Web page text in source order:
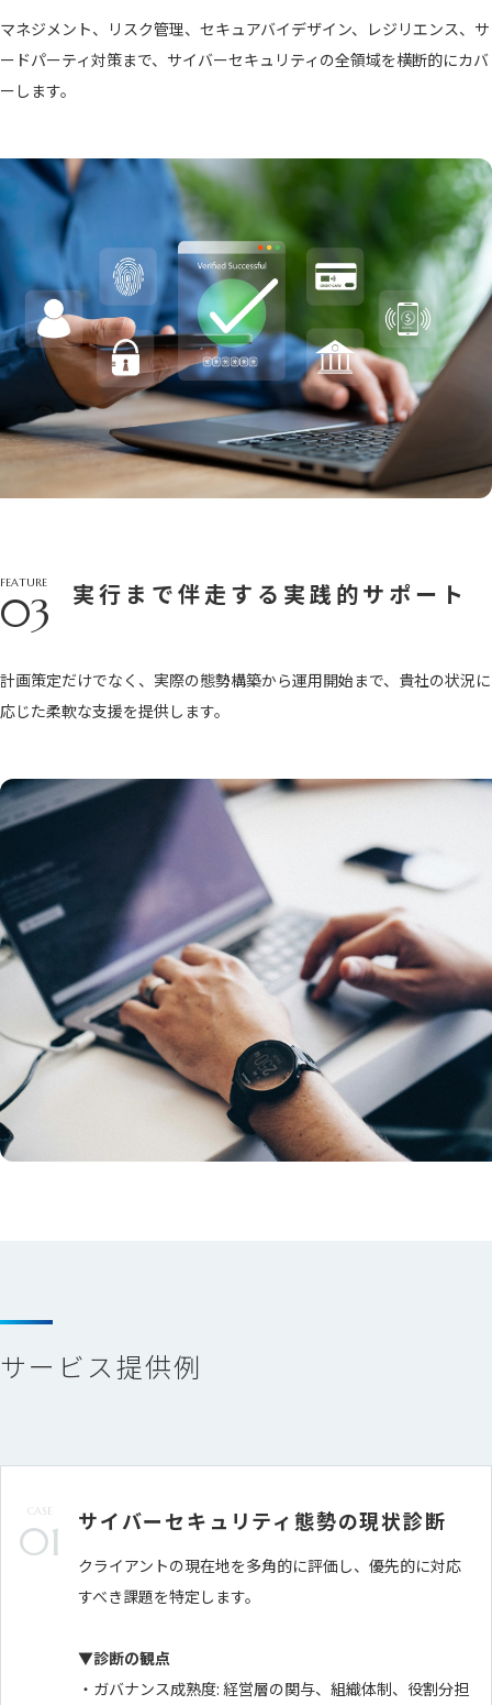
マネジメント、リスク管理、セキュアバイデザイン、レジリエンス、サ
ードパーティ対策まで、サイバーセキュリティの全領域を横断的にカバ
ーします。
FEATURE
03 実行まで伴走する実践的サポート
計画策定だけでなく、実際の態勢構築から運用開始まで、貴社の状況に
応じた柔軟な支援を提供します。
サービス提供例
CASE
01 サイバーセキュリティ態勢の現状診断
クライアントの現在地を多角的に評価し、優先的に対応
すべき課題を特定します。
▼診断の観点
・ガバナンス成熟度: 経営層の関与、組織体制、役割分担